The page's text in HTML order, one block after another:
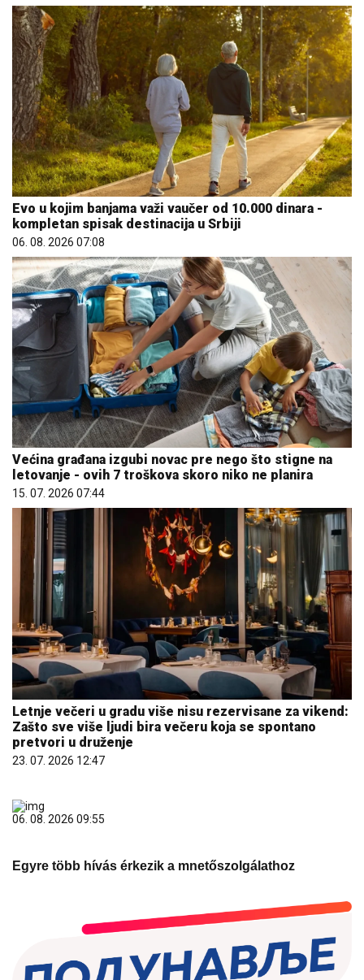
Evo u kojim banjama važi vaučer od 10.000 dinara -
kompletan spisak destinacija u Srbiji
06. 08. 2026 07:08
Većina građana izgubi novac pre nego što stigne na
letovanje - ovih 7 troškova skoro niko ne planira
15. 07. 2026 07:44
Letnje večeri u gradu više nisu rezervisane za vikend:
Zašto sve više ljudi bira večeru koja se spontano
pretvori u druženje
23. 07. 2026 12:47
06. 08. 2026 09:55
Egyre több hívás érkezik a mnetőszolgálathoz